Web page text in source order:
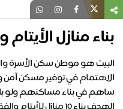
بناء منازل الأيتام
البيت هو موطن سكن الأسرة